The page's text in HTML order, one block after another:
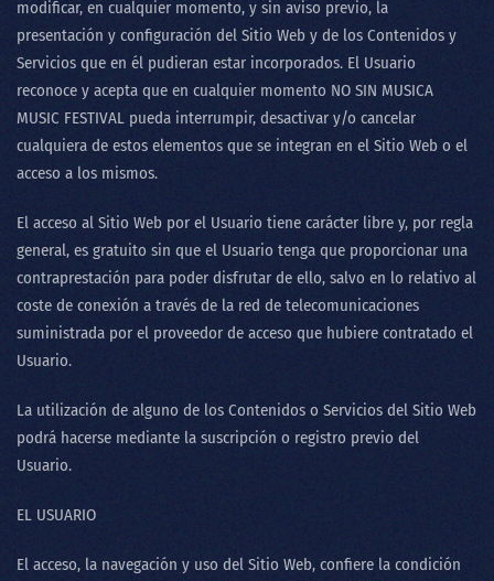
modificar, en cualquier momento, y sin aviso previo, la
presentación y configuración del Sitio Web y de los Contenidos y
Servicios que en él pudieran estar incorporados. El Usuario
reconoce y acepta que en cualquier momento NO SIN MUSICA
MUSIC FESTIVAL pueda interrumpir, desactivar y/o cancelar
cualquiera de estos elementos que se integran en el Sitio Web o el
acceso a los mismos.
El acceso al Sitio Web por el Usuario tiene carácter libre y, por regla
general, es gratuito sin que el Usuario tenga que proporcionar una
contraprestación para poder disfrutar de ello, salvo en lo relativo al
coste de conexión a través de la red de telecomunicaciones
suministrada por el proveedor de acceso que hubiere contratado el
Usuario.
La utilización de alguno de los Contenidos o Servicios del Sitio Web
podrá hacerse mediante la suscripción o registro previo del
Usuario.
EL USUARIO
El acceso, la navegación y uso del Sitio Web, confiere la condición